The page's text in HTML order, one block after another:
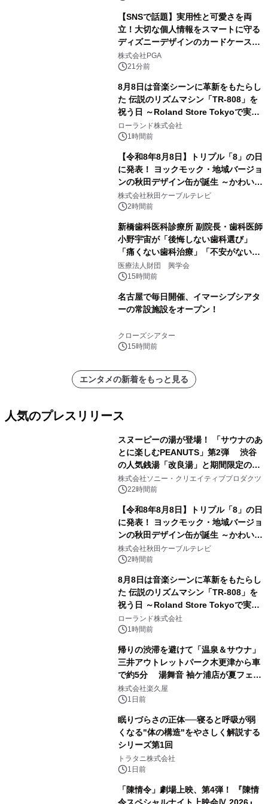
【SNSで話題】実用性と可愛さを両
立！大切な個人情報をスマートに守る
ディズニーデザインのカードケースを
株式会社PGAが8月7日発売
株式会社PGA
21分前
8月8日は音楽シーンに革新をもたらし
た 伝説のリズムマシン「TR-808」を
祝う日 ～Roland Store Tokyoで実機
を展示しての 記念キャンペーンを開
催 英国ラジオ「NTS」の 特別プログ
アーティストを フィーチャーしたアニ
メーションを公開～
ローランド株式会社
1時間前
【令和8年8月8日】トリプル「8」の日
に発表！ ヨックモック・地域バージョ
ンの秋田デザイン缶が誕生 ～かわいい
秋田犬の子犬と秋田の四季と名所を巡
るパッケージ～ 9月1日(火)秋田県内で
株式会社秋田ケーブルテレビ
2時間前
新橋歯科医科診療所 副院長・歯科医師
小野宇宙が「後悔しない歯科選び」
「痛くない歯科治療」「不安がない治
療計画」をテーマに専門監修
医療法人財団 興学会
15時間前
名古屋で毎日開催、イマーシブシアタ
ーの常設施設をオープン！
クローズシアター
15時間前
エンタメの新着をもっと見る
人気のプレスリリース
スヌーピーの湯が登場！ 「サウナのあ
とに楽しむPEANUTS」第2弾 渋谷
の人気銭湯「改良湯」と期間限定のコ
ラボレーション サウナイキタイコラ
ボグッズも発売決定！
株式会社ソニー・クリエイティブプロダクツ
22時間前
【令和8年8月8日】トリプル「8」の日
に発表！ ヨックモック・地域バージョ
ンの秋田デザイン缶が誕生 ～かわいい
秋田犬の子犬と秋田の四季と名所を巡
るパッケージ～ 9月1日(火)秋田県内で
株式会社秋田ケーブルテレビ
2時間前
8月8日は音楽シーンに革新をもたらし
た 伝説のリズムマシン「TR-808」を
祝う日 ～Roland Store Tokyoで実機
を展示しての 記念キャンペーンを開
催 英国ラジオ「NTS」の 特別プログ
アーティストを フィーチャーしたアニ
メーションを公開～
ローランド株式会社
1時間前
帰りの渋滞を避けて「温泉＆サウナ」
三井アウトレットパーク木更津から車
で約5分 湯舞音 袖ケ浦店が夏フェア
メニューを提供
株式会社楽久屋
1日前
眠りづらさの正体──寝ると呼吸が弱
くなる"体の構造"をやさしく解説する
シリーズ第1回
トラタニ株式会社
1日前
「陳情令」劇場上映、第4弾！ 『陳情